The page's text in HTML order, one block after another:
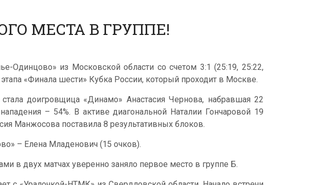
МЕСТА В ГРУППЕ!
Одинцово» из Московской области со счетом 3:1 (25:19, 25:22,
«Финала шести» Кубка России, который проходит в Москве.
доигровщица «Динамо» Анастасия Чернова, набравшая 22
– 54%. В активе диагональной Наталии Гончаровой 19
Манжосова поставила 8 результативных блоков.
– Елена Младенович (15 очков).
в двух матчах уверенно заняло первое место в группе Б.